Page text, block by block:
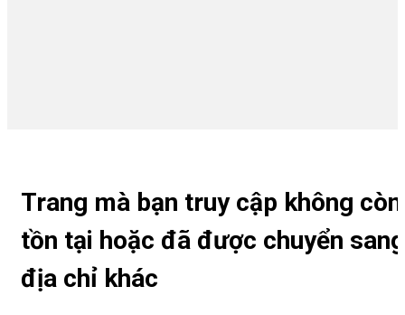
Trang mà bạn truy cập không còn
tồn tại hoặc đã được chuyển sang
địa chỉ khác